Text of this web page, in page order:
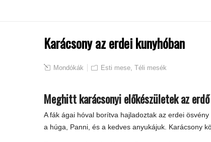
Karácsony az erdei kunyhóban
Mondókák Esti mese, Téli mesék
Meghitt karácsonyi előkészületek az
A fák ágai hóval borítva hajladoztak az erdei
a húga, Panni, és a kedves anyukájuk. Karácsony